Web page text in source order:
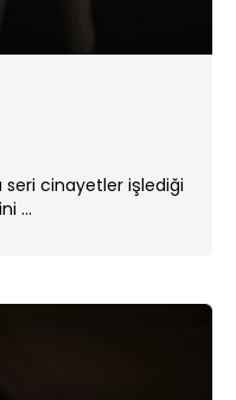
seri cinayetler işlediği
...